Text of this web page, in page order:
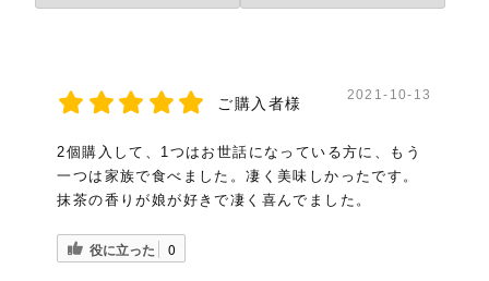
重量感あふれ威風堂々とした抹
茶クッキー
(5)
ご購入者様 2021-10-13
2個購入して、1つはお世話になっている方に、もう
一つは家族で食べました。凄く美味しかったです。
抹茶の香りが娘が好きで凄く喜んでました。
役に立った 0